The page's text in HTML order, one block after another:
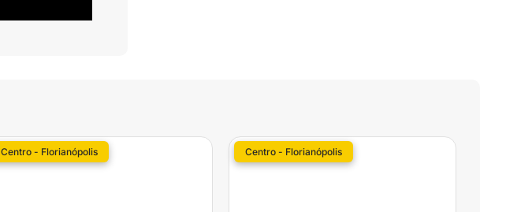
Centro - Florianópolis Centro - Florianópolis